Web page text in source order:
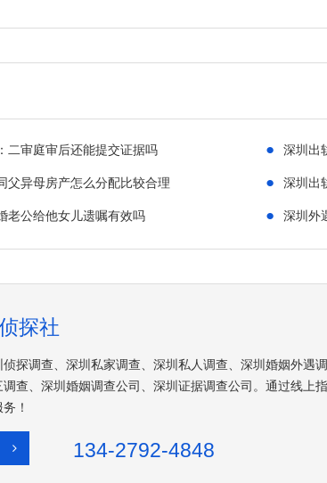
二审庭审后还能提交证据吗 ● 深圳出
父异母房产怎么分配比较合理 ● 深圳出
老公给他女儿遗嘱有效吗 ● 深圳外
探社
探调查、深圳私家调查、深圳私人调查、深圳婚姻外遇
查、深圳婚姻调查公司、深圳证据调查公司。通过线上
！
134-2792-4848